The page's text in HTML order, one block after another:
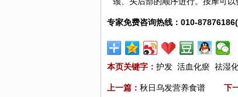
专家免费咨询热线：010-
本页关键字： 护发 活血化瘀 祛湿
上一篇： 秋日乌发营养食谱 下